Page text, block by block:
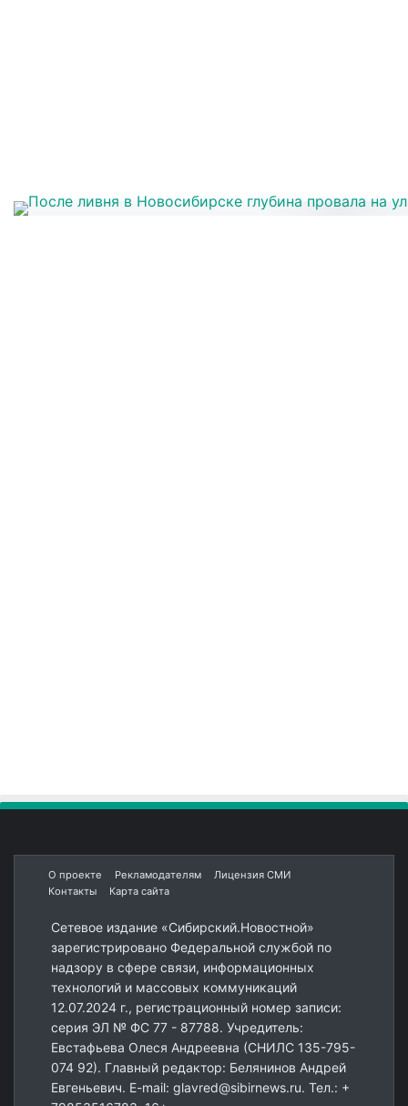
О проекте Рекламодателям
Лицензия СМИ
Контакты
Карта сайта
Сетевое издание «Сибирский.Новостной»
зарегистрировано Федеральной службой по
надзору в сфере связи, информационных
технологий и массовых коммуникаций
12.07.2024 г., регистрационный номер записи:
серия ЭЛ № ФС 77 - 87788. Учредитель:
Евстафьева Олеся Андреевна (СНИЛС 135-795-
074 92). Главный редактор: Белянинов Андрей
Евгеньевич. E-mail: glavred@sibirnews.ru. Тел.: +